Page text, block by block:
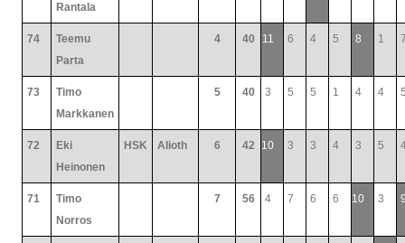
Rantala
74
Teemu
Parta
4 40 11 6 4 5 8 1
73
Timo
Markkanen
5 40 3 5 5 1 4 4
72
Eki
Heinonen
HSK Alioth 6 42 10 3 3 4 3 5
71
Timo
Norros
7 56 4 7 6 6 10 3